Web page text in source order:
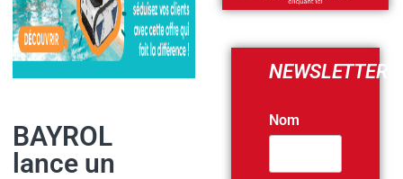
BAYROL
lance un
NEWSLETTER
Nom